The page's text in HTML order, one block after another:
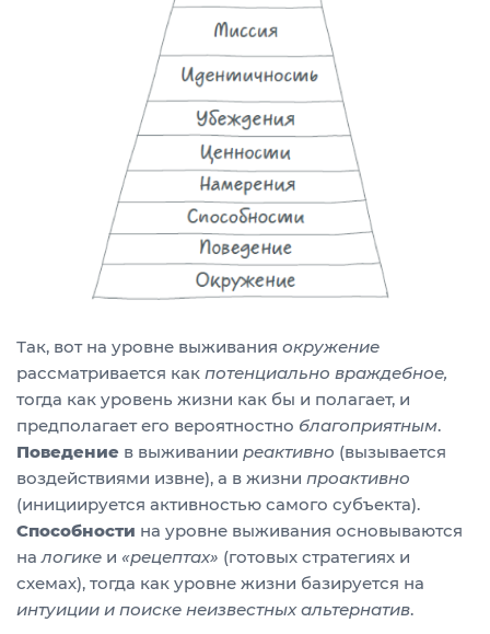
Так, вот на уровне выживания окружение
рассматривается как потенциально враждебное,
тогда как уровень жизни как бы и полагает, и
предполагает его вероятностно благоприятным.
Поведение в выживании реактивно (вызывается
воздействиями извне), а в жизни проактивно
(инициируется активностью самого субъекта).
Способности на уровне выживания основываются
на логике и «рецептах» (готовых стратегиях и
схемах), тогда как уровне жизни базируется на
интуиции и поиске неизвестных альтернатив.